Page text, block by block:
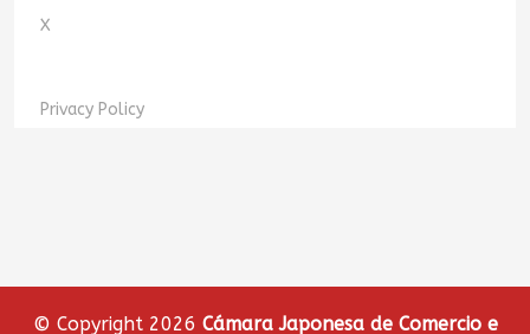
X
Privacy Policy
© Copyright 2026 Cámara Japonesa de Comercio e